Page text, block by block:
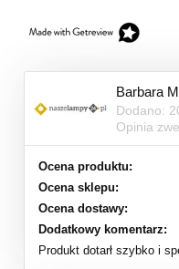
Barbara
Dodano:
Opinia
Ocena produktu:
Ocena sklepu:
Ocena dostawy:
Dodatkowy komentarz:
Produkt dotarł szybko i